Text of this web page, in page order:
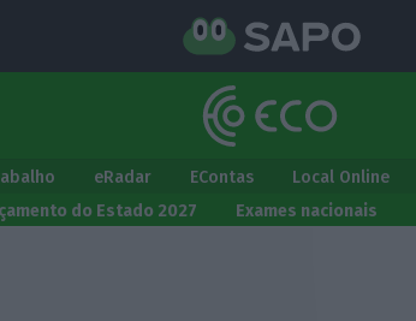
eRadar EContas Local Online
do Estado 2027 Exames nacionais